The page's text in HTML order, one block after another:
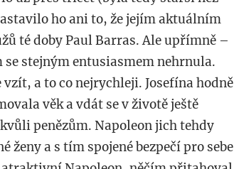
ho ani to, že jejím aktuálním
té doby Paul Barras. Ale upřímně –
se stejným entusiasmem nehrnula.
a to co nejrychleji. Josefína hodně
věk a vdát se v životě ještě
penězům. Napoleon jich tehdy
ženy a s tím spojené bezpečí pro sebe